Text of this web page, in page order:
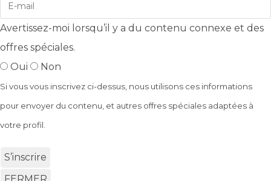
Avertissez-moi lorsqu’il y a du contenu connexe et des
offres spéciales.
Oui
Non
Si vous vous inscrivez ci-dessus, nous utilisons ces informations
pour envoyer du contenu, et autres offres spéciales adaptées à
votre profil.
S’inscrire